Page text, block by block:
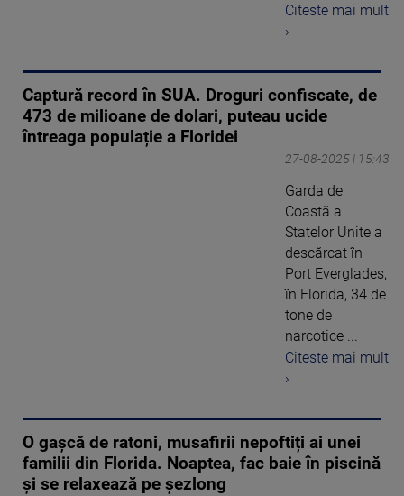
Citeste mai mult
›
Captură record în SUA. Droguri confiscate, de
473 de milioane de dolari, puteau ucide
întreaga populație a Floridei
27-08-2025 | 15:43
Garda de
Coastă a
Statelor Unite a
descărcat în
Port Everglades,
în Florida, 34 de
tone de
narcotice ...
Citeste mai mult
›
O gașcă de ratoni, musafirii nepoftiți ai unei
familii din Florida. Noaptea, fac baie în piscină
și se relaxează pe șezlong